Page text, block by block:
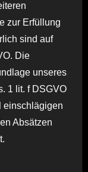
zur Erfüllung
sind auf
Die
unseres
1 lit. f DSGVO
einschlägigen
Absätzen